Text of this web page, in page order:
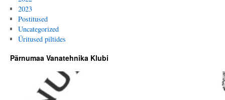
2023
Postitused
Uncategorized
Üritused piltides
Pärnumaa Vanatehnika Klubi